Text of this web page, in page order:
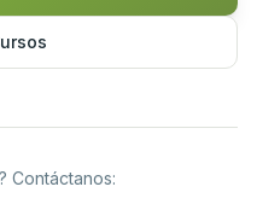
Contáctanos: